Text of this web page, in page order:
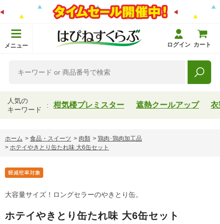
メニュー ログイン カート
人気の
キーワード
柑気楼プレミスター 遮熱クールアップ 衣
ホーム > 食品・スイーツ > 肉類 > 鶏肉･鶏肉加工品
> ホテイやきとり缶たれ味 大6缶セット
大容量サイズ！ロングセラーのやきとり缶。
ホテイやきとり缶たれ味 大6缶セット